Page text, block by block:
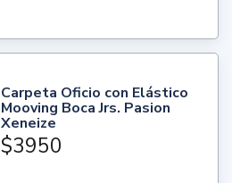
Carpeta Oficio con Elástico
Mooving Boca Jrs. Pasion
Xeneize
$3950